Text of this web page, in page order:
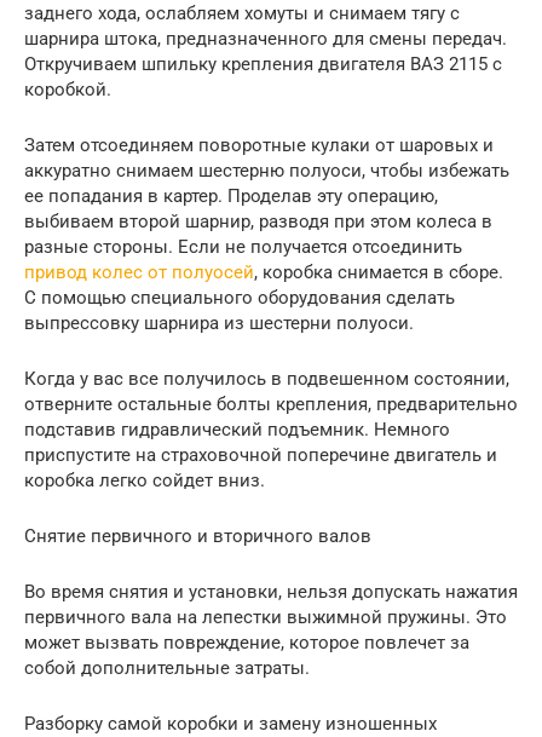
заднего хода, ослабляем хомуты и снимаем тягу с
шарнира штока, предназначенного для смены передач.
Откручиваем шпильку крепления двигателя ВАЗ 2115 с
коробкой.
Затем отсоединяем поворотные кулаки от шаровых и
аккуратно снимаем шестерню полуоси, чтобы избежать
ее попадания в картер. Проделав эту операцию,
выбиваем второй шарнир, разводя при этом колеса в
разные стороны. Если не получается отсоединить
привод колес от полуосей, коробка снимается в сборе.
С помощью специального оборудования сделать
выпрессовку шарнира из шестерни полуоси.
Когда у вас все получилось в подвешенном состоянии,
отверните остальные болты крепления, предварительно
подставив гидравлический подъемник. Немного
приспустите на страховочной поперечине двигатель и
коробка легко сойдет вниз.
Снятие первичного и вторичного валов
Во время снятия и установки, нельзя допускать нажатия
первичного вала на лепестки выжимной пружины. Это
может вызвать повреждение, которое повлечет за
собой дополнительные затраты.
Разборку самой коробки и замену изношенных